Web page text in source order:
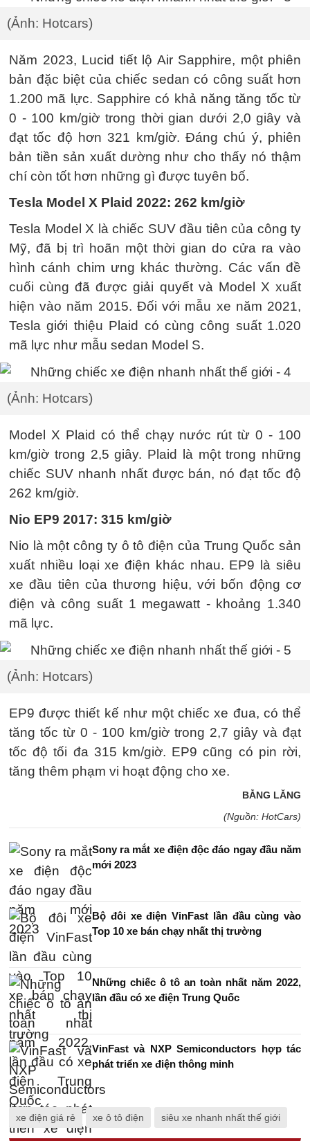
(Ảnh: Hotcars)
Năm 2023, Lucid tiết lộ Air Sapphire, một phiên
bản đặc biệt của chiếc sedan có công suất hơn
1.200 mã lực. Sapphire có khả năng tăng tốc từ
0 - 100 km/giờ trong thời gian dưới 2,0 giây và
đạt tốc độ hơn 321 km/giờ. Đáng chú ý, phiên
bản tiền sản xuất dường như cho thấy nó thậm
chí còn tốt hơn những gì được tuyên bố.
Tesla Model X Plaid 2022: 262 km/giờ
Tesla Model X là chiếc SUV đầu tiên của công ty
Mỹ, đã bị trì hoãn một thời gian do cửa ra vào
hình cánh chim ưng khác thường. Các vấn đề
cuối cùng đã được giải quyết và Model X xuất
hiện vào năm 2015. Đối với mẫu xe năm 2021,
Tesla giới thiệu Plaid có cùng công suất 1.020
mã lực như mẫu sedan Model S.
(Ảnh: Hotcars)
Model X Plaid có thể chạy nước rút từ 0 - 100
km/giờ trong 2,5 giây. Plaid là một trong những
chiếc SUV nhanh nhất được bán, nó đạt tốc độ
262 km/giờ.
Nio EP9 2017: 315 km/giờ
Nio là một công ty ô tô điện của Trung Quốc sản
xuất nhiều loại xe điện khác nhau. EP9 là siêu
xe đầu tiên của thương hiệu, với bốn động cơ
điện và công suất 1 megawatt - khoảng 1.340
mã lực.
(Ảnh: Hotcars)
EP9 được thiết kế như một chiếc xe đua, có thể
tăng tốc từ 0 - 100 km/giờ trong 2,7 giây và đạt
tốc độ tối đa 315 km/giờ. EP9 cũng có pin rời,
tăng thêm phạm vi hoạt động cho xe.
BẰNG LĂNG
(Nguồn: HotCars)
Sony ra mắt xe điện độc đáo ngay đầu năm
mới 2023
Bộ đôi xe điện VinFast lần đầu cùng vào
Top 10 xe bán chạy nhất thị trường
Những chiếc ô tô an toàn nhất năm 2022,
lần đầu có xe điện Trung Quốc
VinFast và NXP Semiconductors hợp tác
phát triển xe điện thông minh
xe điện giá rẻ xe ô tô điện siêu xe nhanh nhất thế giới